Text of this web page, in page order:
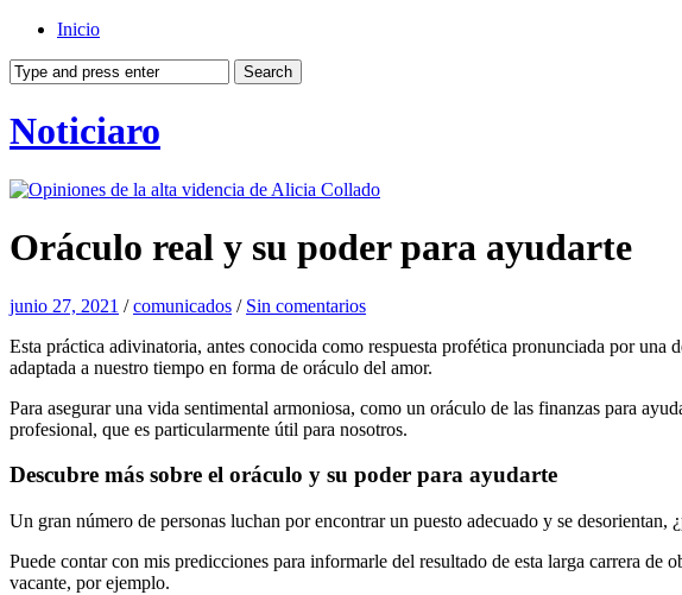
Inicio
Noticiaro
Oráculo real y su poder para ayudarte
junio 27, 2021 /comunicados / Sin comentarios
Esta práctica adivinatoria, antes conocida como respuesta profética pronunciada por
adaptada a nuestro tiempo en forma de oráculo del amor.
Para asegurar una vida sentimental armoniosa, como un oráculo de las finanzas para
profesional, que es particularmente útil para nosotros.
Descubre más sobre el oráculo y su poder para ayudarte
Un gran número de personas luchan por encontrar un puesto adecuado y se desorientan,
Puede contar con mis predicciones para informarle del resultado de esta larga carrera de
vacante, por ejemplo.